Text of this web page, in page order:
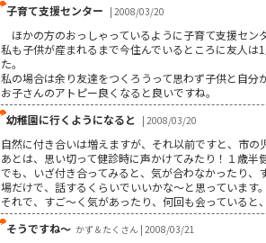
子育て支援センター | 2008/03/20
ほかの方のおっしゃっているように子育て支援セン
私も子供が産まれるまで今住んでいるところに友人
た。
私の場合は余り友達をつくろうって思わず子供と自分
お子さんのアトピー良くなると良いですね。
幼稚園に行くようになると
| 2008/03/20
自然に付き合いは増えますが、それ以前ですと、市
あとは、思い切って健診時に声かけてみたり！１歳半
でも、いざ付き合ってみると、気が合わなかったり
場だけで、話するくらいでいいかな～と思っています。
それで、すご～く気があったり、何回も会っていると
そうですね～ かず＆たくさん | 2008/03/21